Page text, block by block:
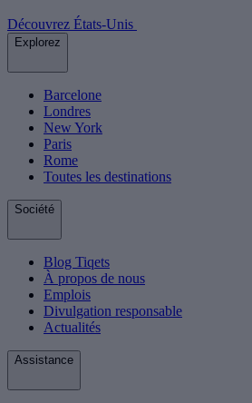
Découvrez États-Unis
Explorez
Barcelone
Londres
New York
Paris
Rome
Toutes les destinations
Société
Blog Tiqets
À propos de nous
Emplois
Divulgation responsable
Actualités
Assistance